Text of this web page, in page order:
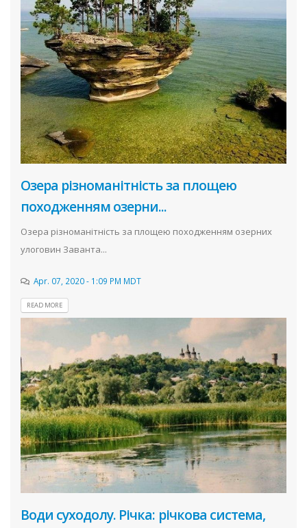
Озера різноманітність за площею
походженням озерни...
Озера різноманітність за площею походженням озерних
улоговин Заванта...
Apr. 07, 2020 - 1:09 PM MDT
READ MORE
Води суходолу. Річка: річкова система,